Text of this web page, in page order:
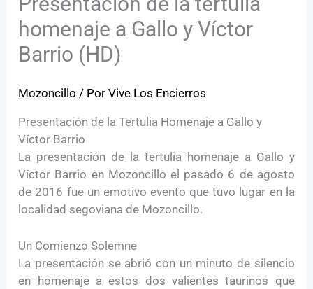
homenaje a Gallo y Víctor
Barrio (HD)
Mozoncillo / PorVive Los Encierros
Presentación de la Tertulia Homenaje a Gallo y
Víctor Barrio
La presentación de la tertulia homenaje a Gallo y
Víctor Barrio en Mozoncillo el pasado 6 de agosto
de 2016 fue un emotivo evento que tuvo lugar en la
localidad segoviana de Mozoncillo.
Un Comienzo Solemne
La presentación se abrió con un minuto de silencio
en homenaje a estos dos valientes taurinos que